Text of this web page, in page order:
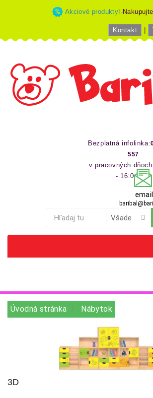
Akciové produkty!-
Kontakt
Bezplatná infolinka:
557
v pracovných
- 16:00 hod
email
Úvodná stránka Nábytok
3D